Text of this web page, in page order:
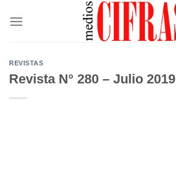
REVISTAS
Revista N° 280 – Julio 2019